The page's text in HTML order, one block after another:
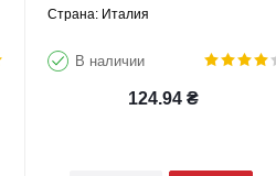
Страна: Италия
В наличии
124.94₴